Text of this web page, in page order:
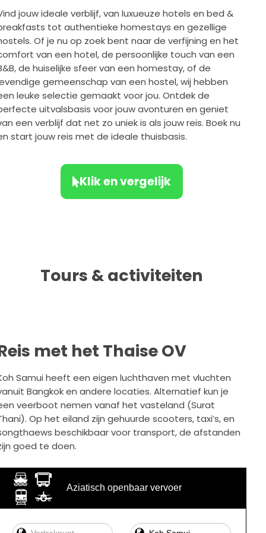
jouw ideale verblijf, van luxueuze hotels en bed &
tot authentieke homestays en gezellige
Of je nu op zoek bent naar de verfijning en het
van een hotel, de persoonlijke touch van een
de huiselijke sfeer van een homestay, of de
gemeenschap van een hostel, wij hebben
leuke selectie gemaakt voor jou. Ontdek de
uitvalsbasis voor jouw avonturen en geniet
een verblijf dat net zo uniek is als jouw reis. Boek nu
start jouw reis met de ideale thuisbasis.
Klik en vergelijk
Tours & activiteiten
met het Thaise OV
Samui heeft een eigen luchthaven met vluchten
Bangkok en andere locaties. Alternatief kun je
veerboot nemen vanaf het vasteland (Surat
Op het eiland zijn gehuurde scooters, taxi’s, en
beschikbaar voor transport, de afstanden
goed te doen.
Aziatisch openbaar vervoer